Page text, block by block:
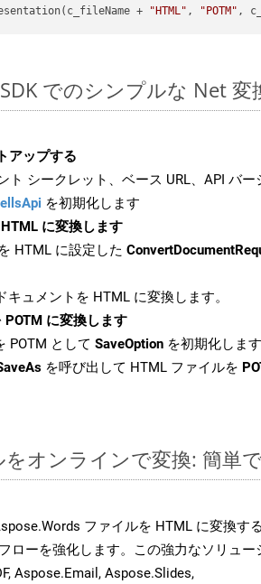
+
"HTML" , "POTM" ,
でのシンプルな Net 変
アップする
ト シークレット、ベース URL、API バー
を初期化します
に変換します
HTML に設定した
ュメントを HTML に変換します。
に変換します
POTM として SaveOption を初期化します
を呼び出して HTML ファイルを
オンラインで変換: 簡単
ファイルを HTML に変換す
ローを強化します。この強力なソリュー
Aspose.Email, Aspose.Slides,